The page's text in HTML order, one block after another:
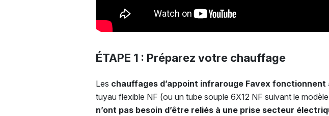
ÉTAPE 1 : Préparez votre chauffage
Les chauffages d’appoint infrarouge Favex fonctionnent
tuyau flexible NF (ou un tube souple 6X12 NF suivant le
n’ont pas besoin d’être reliés à une prise secteur